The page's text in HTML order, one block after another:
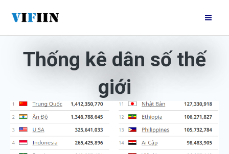
nội
Thống kê dân số thế
giới